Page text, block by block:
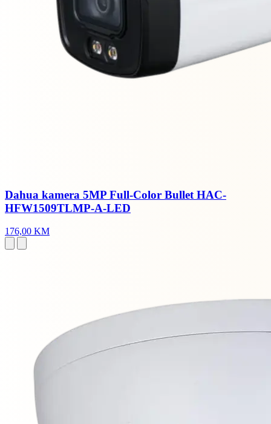
Dahua kamera 5MP Full-Color Bullet HAC-
HFW1509TLMP-A-LED
176,00 KM